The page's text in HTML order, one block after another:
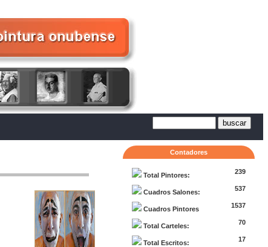
Contadores
Total Pintores: 239
Cuadros Salones: 537
Cuadros Pintores 1537
Total Carteles: 70
Total Escritos: 17